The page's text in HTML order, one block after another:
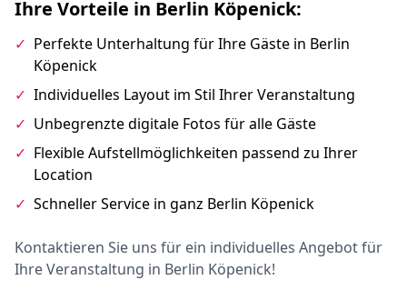
Ihre Vorteile in Berlin Köpenick:
✓ Perfekte Unterhaltung für Ihre Gäste in Berlin
Köpenick
✓ Individuelles Layout im Stil Ihrer Veranstaltung
✓ Unbegrenzte digitale Fotos für alle Gäste
✓ Flexible Aufstellmöglichkeiten passend zu Ihrer
Location
✓ Schneller Service in ganz Berlin Köpenick
Kontaktieren Sie uns für ein individuelles Angebot für
Ihre Veranstaltung in Berlin Köpenick!